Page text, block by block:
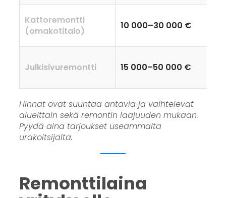
Kattoremontti
(omakotitalo)
10 000–30 000 €
Julkisivuremontti 15 000–50 000 €
Hinnat ovat suuntaa antavia ja vaihtelevat
alueittain sekä remontin laajuuden mukaan.
Pyydä aina tarjoukset useammalta
urakoitsijalta.
Remonttilaina